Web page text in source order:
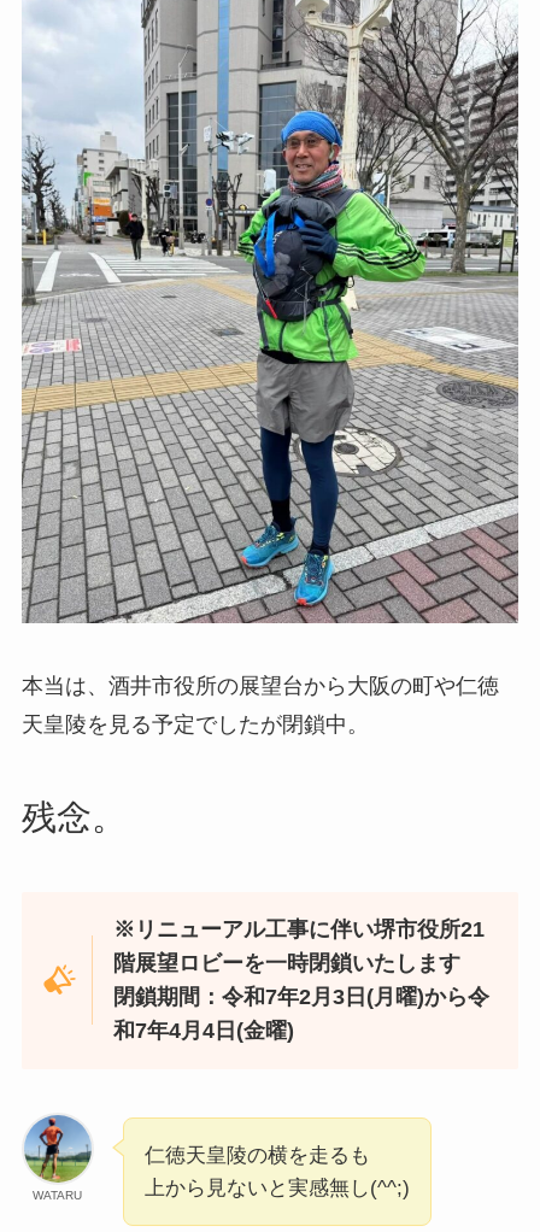
本当は、酒井市役所の展望台から大阪の町や仁徳
天皇陵を見る予定でしたが閉鎖中。
残念。
※リニューアル工事に伴い堺市役所21
階展望ロビーを一時閉鎖いたします
閉鎖期間：令和7年2月3日(月曜)から令
和7年4月4日(金曜)
WATARU
仁徳天皇陵の横を走るも
上から見ないと実感無し(^^;)